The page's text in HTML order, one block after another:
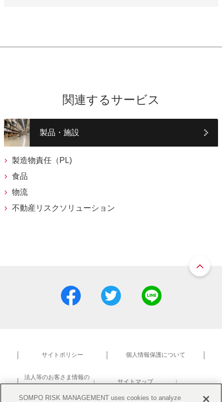
関連するサービス
製品・施設
製造物責任（PL)
食品
物流
不動産リスクソリューション
サイトポリシー 個人情報保護について
法人等のお客さま情報の
共同利用について
サイトマップ
研究活動における不正防止
SOMPO RISK MANAGEMENT uses cookies to analyze